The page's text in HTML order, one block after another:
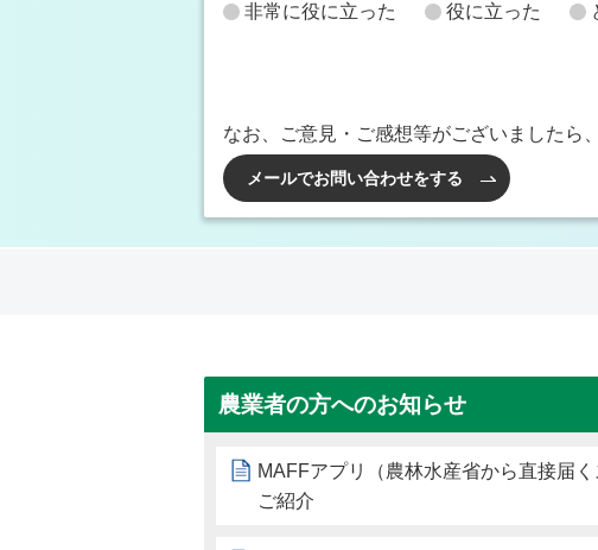
非常に役に立った
役に立った
なお、ご意見・ご感想等がございましたら
メールでお問い合わせをする
農業者の方へのお知らせ
MAFFアプリ（農林水産省から直接届
ご紹介